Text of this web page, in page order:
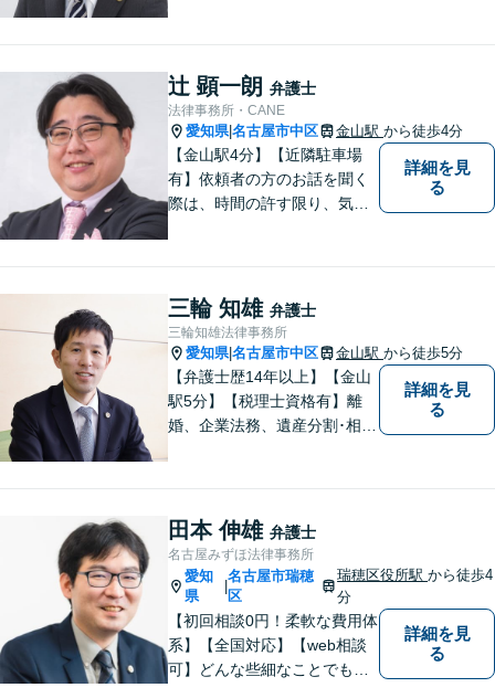
ください。
辻 顕一朗 弁護士
法律事務所・CANE
愛知県|名古屋市中区 金山駅 から徒歩4分
【金山駅4分】【近隣駐車場
有】依頼者の方のお話を聞く
際は、時間の許す限り、気の
った対応・解決を目指しま
す。ぜひ、お気軽にご相談く
ださい。
詳細を見
る
三輪 知雄 弁護士
三輪知雄法律事務所
愛知県|名古屋市中区 金山駅 から徒歩5分
【弁護士歴14年以上】【金山
駅5分】【税理士資格有】離
婚、企業法務、遺産分割･相続
解決。【公式LINE】連絡も便
利！お気軽にご相談くださ
い！
詳細を見
る
田本 伸雄 弁護士
名古屋みずほ法律事務所
愛知
県
名古屋市瑞穂
区
瑞穂区役所駅から徒歩4
分
【初回相談0円！柔軟な費用体
系】【全国対応】【web相談
可】どんな些細なことでもお
詳細を見
る